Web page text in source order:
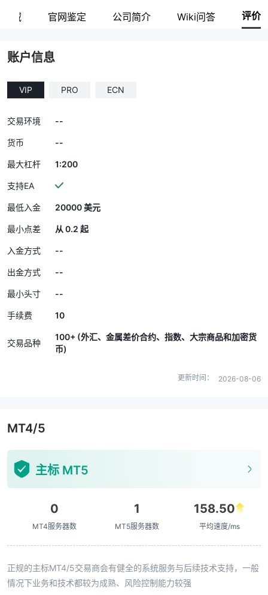
区域 官网鉴定 公司简介 Wiki问答 评价
账户信息
VIP PRO ECN
交易环境 --
货币 --
最大杠杆 1:200
支持EA
最低入金 20000 美元
最小点差 从 0.2 起
入金方式 --
出金方式 --
最小头寸 --
手续费 10
交易品种
100+ (外汇、金属差价合约、指数、大宗商品和加密货
币)
更新时间： 2026-08-06
MT4/5
主标 MT5
0
MT4服务器数
1
MT5服务器数
158.50
平均速度/ms
正规的主标MT4/5交易商会有健全的系统服务与后续技术支持，一般
情况下业务和技术都较为成熟、风险控制能力较强